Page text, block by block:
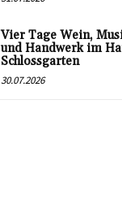
Vier Tage Wein,
und Handwerk im
Schlossgarten
30.07.2026